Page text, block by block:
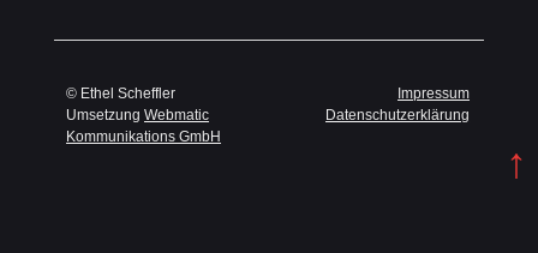
© Ethel Scheffler
UmsetzungWebmatic
Kommunikations GmbH
Impressum
Datenschutzerklärung
↑